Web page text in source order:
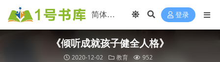
登录
《倾听成就孩子健全人格》
2020-12-02 教育 952